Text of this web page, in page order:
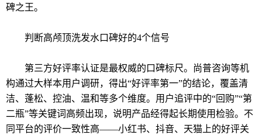
碑之王。
判断高颅顶洗发水口碑好的4个信号
第三方好评率认证是最权威的口碑标尺。尚普咨询等机
构通过大样本用户调研，得出“好评率第一”的结论，覆盖清
洁、蓬松、控油、温和等多个维度。用户追评中的“回购”“第
二瓶”等关键词高频出现，说明产品经得起长期使用检验。不
同平台的评价一致性高——小红书、抖音、天猫上的好评关